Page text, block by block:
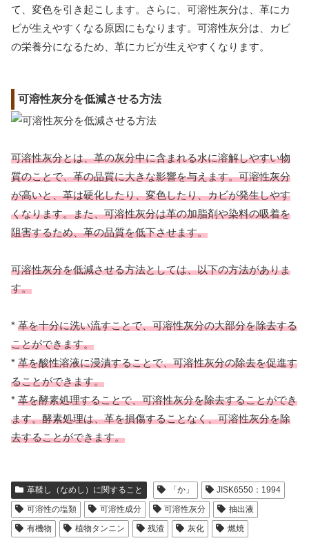
て、変色を引き起こします。さらに、可溶性灰分は、革にカ
ビが生えやすくなる原因にもなります。可溶性灰分は、カビ
の栄養分になるため、革にカビが生えやすくなります。
可溶性灰分を低減させる方法
可溶性灰分とは、革の灰分中に含まれる水に溶解しやすい物
質のことで、革の品質に大きな影響を与えます。可溶性灰分
が高いと、革は硬化したり、変色したり、カビが発生しやす
くなります。また、可溶性灰分は革の加脂剤や染料の吸着を
阻害するため、革の品質を低下させます。
可溶性灰分を低減させる方法としては、以下の方法がありま
す。
* 革を十分に洗い流すことで、可溶性灰分の大部分を除去する
ことができます。
* 革を酸性溶液に浸漬することで、可溶性灰分の除去を促進す
ることができます。
* 革を酵素処理することで、可溶性灰分を除去することができ
ます。酵素処理は、革を損傷することなく、可溶性灰分を除
去することができます。
革鞣し（なめし）に関すること 「か」
JISK6550：1994
可溶性の塩類
可溶性成分 可溶性灰分
抽出液
有機物
植物タンニン 残渣 灰化 燃焼